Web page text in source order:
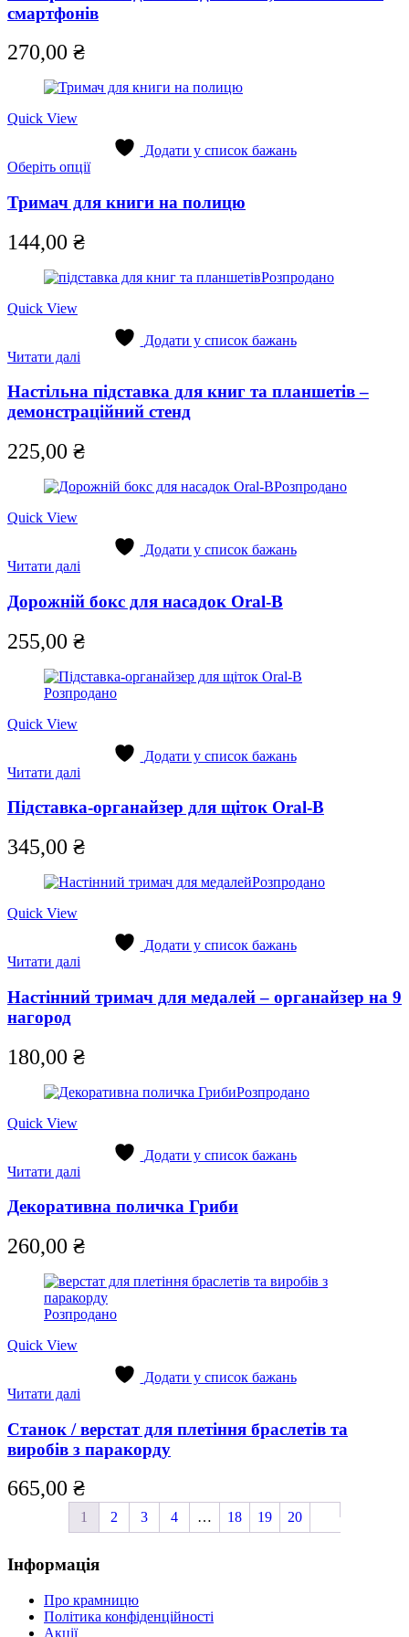
смартфонів
270,00 ₴
Quick View
Додати у список бажань
Оберіть опціїЦей
має
кілька
вибрати
товару
Тримач для книги на полицю
144,00 ₴
Розпродано
Quick View
Додати у список бажань
Читати далі
Настільна підставка для книг та планшетів –
демонстраційний стенд
225,00 ₴
Розпродано
Quick View
Додати у список бажань
Читати далі
Дорожній бокс для насадок Oral-B
255,00 ₴
Розпродано
Quick View
Додати у список бажань
Читати далі
Підставка-органайзер для щіток Oral-B
345,00 ₴
Розпродано
Quick View
Додати у список бажань
Читати далі
Настінний тримач для медалей – органайзер на 9
нагород
180,00 ₴
Розпродано
Quick View
Додати у список бажань
Читати далі
Декоративна поличка Гриби
260,00 ₴
Розпродано
Quick View
Додати у список бажань
Читати далі
Станок / верстат для плетіння браслетів та
виробів з паракорду
665,00 ₴
1 2 3 4 … 18 19 20
Інформація
Про крамницю
Політика конфіденційності
Акції